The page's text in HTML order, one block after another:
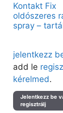
Kontakt Fix
oldószeres
spray –
jelentkezz
add le
kérelmed.
Jelentkezz be
regisztrálj